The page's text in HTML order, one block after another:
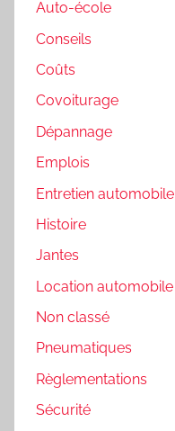
Auto-école
Conseils
Coûts
Covoiturage
Dépannage
Emplois
Entretien automobile
Histoire
Jantes
Location automobile
Non classé
Pneumatiques
Règlementations
Sécurité